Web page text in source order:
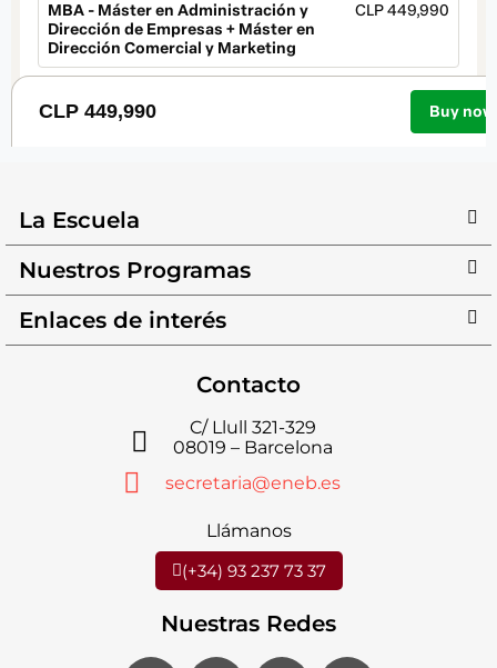
La Escuela
Nuestros Programas
Enlaces de interés
Contacto
C/ Llull 321-329
08019 – Barcelona
secretaria@eneb.es
Llámanos
(+34) 93 237 73 37
Nuestras Redes